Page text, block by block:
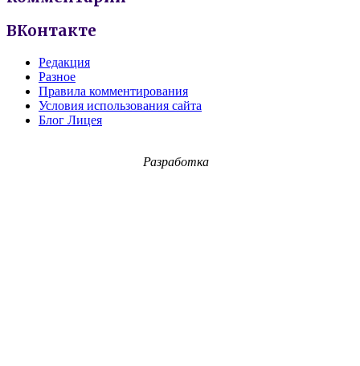
ВКонтакте
Редакция
Разное
Правила комментирования
Условия использования сайта
Блог Лицея
Разработка